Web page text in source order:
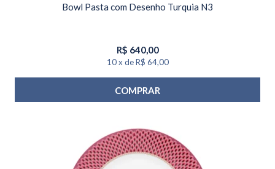
Bowl Pasta com Desenho Turquia N3
R$ 640,00
10 x de R$ 64,00
COMPRAR